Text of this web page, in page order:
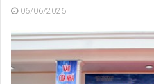
06/06/2026